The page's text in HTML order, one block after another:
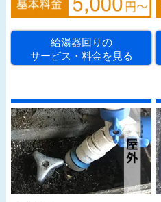
給湯器回りの
サービス・料金を見る